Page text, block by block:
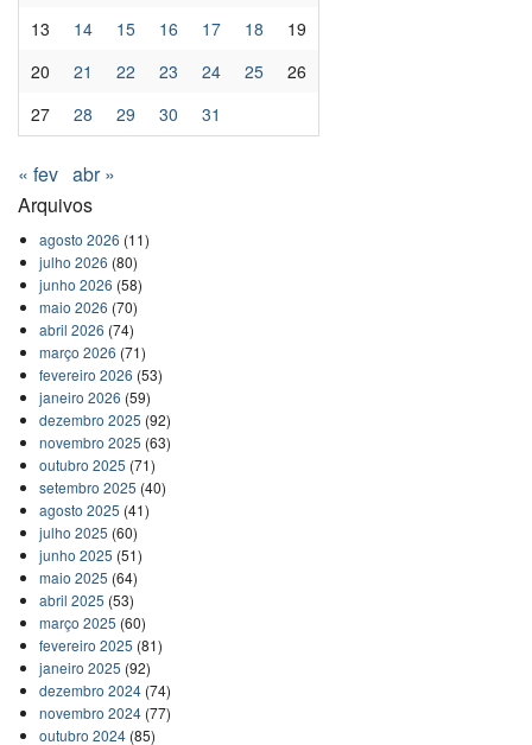
13
14 15 16 17 18
19
20
21 22 23 24 25
26
27
28 29 30 31
« fev abr »
Arquivos
agosto 2026 (11)
julho 2026 (80)
junho 2026 (58)
maio 2026 (70)
abril 2026 (74)
março 2026 (71)
fevereiro 2026 (53)
janeiro 2026 (59)
dezembro 2025 (92)
novembro 2025 (63)
outubro 2025 (71)
setembro 2025 (40)
agosto 2025 (41)
julho 2025 (60)
junho 2025 (51)
maio 2025 (64)
abril 2025 (53)
março 2025 (60)
fevereiro 2025 (81)
janeiro 2025 (92)
dezembro 2024(74)
novembro 2024(77)
outubro 2024(85)